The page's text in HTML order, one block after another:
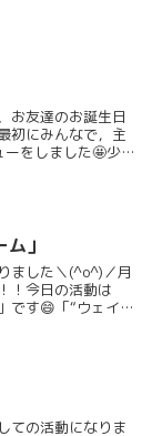
お友達のお誕生日
初にみんなで，主
をしました🤩少し
」
ました＼(^o^)／月
！今日の活動は
です😄「“ウェイタ
ての活動になりま